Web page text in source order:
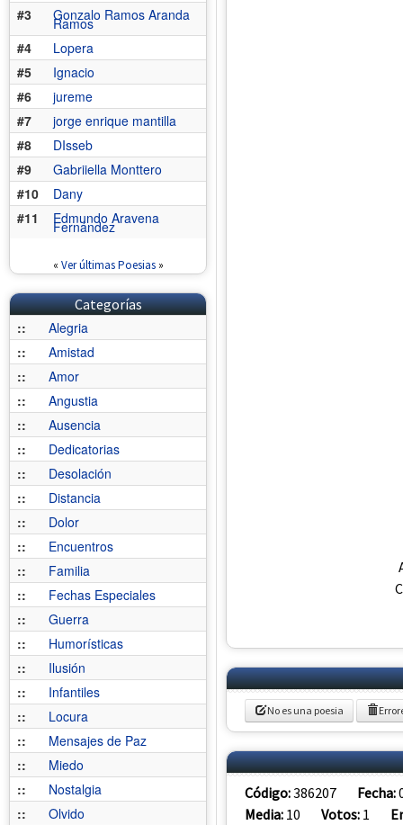
#3
Gonzalo Ramos Aranda
Ramos
#4
Lopera
#5
Ignacio
#6
jureme
#7
jorge enrique mantilla
#8
DIsseb
#9
Gabriiella Monttero
#10
Dany
#11
Edmundo Aravena
Fernández
« Ver últimas Poesias»
Categorías
::
Alegria
::
Amistad
::
Amor
::
Angustia
::
Ausencia
::
Dedicatorias
::
Desolación
::
Distancia
::
Dolor
::
Encuentros
::
Familia
::
Fechas Especiales
::
Guerra
::
Humorísticas
::
Ilusión
::
Infantiles
::
Locura
::
Mensajes de Paz
::
Miedo
::
Nostalgia
::
Olvido
No es una poesia
Código:386207 Fecha:
Media: 10 Votos: 1